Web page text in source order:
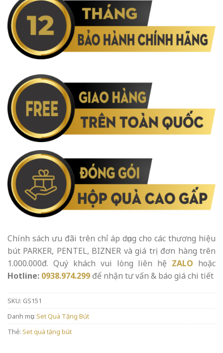
Chính sách ưu đãi trên chỉ áp dụng cho các thương hiệu
bút PARKER, PENTEL, BIZNER và giá trị đơn hàng trên
1.000.000đ. Quý khách vui lòng liên hệ ZALO hoặc
Hotline: 0938.974.299 để nhận tư vấn & báo giá chi tiết
SKU: GS151
Danh mục: Set Quà Tặng Bút
Thẻ: Set quà tặng bút